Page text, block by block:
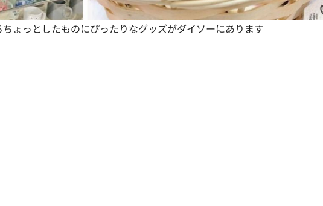
ょっとしたものにぴったりなグッズがダイソーにあります